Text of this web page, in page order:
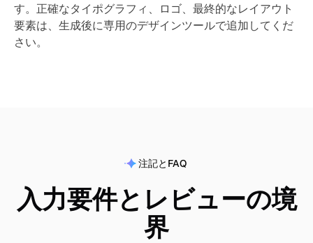
す。正確なタイポグラフィ、ロゴ、最終的なレイアウト
要素は、生成後に専用のデザインツールで追加してくだ
さい。
注記とFAQ
入力要件とレビューの境
界